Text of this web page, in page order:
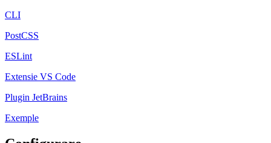
CLI
PostCSS
ESLint
Extensie VS Code
Plugin JetBrains
Exemple